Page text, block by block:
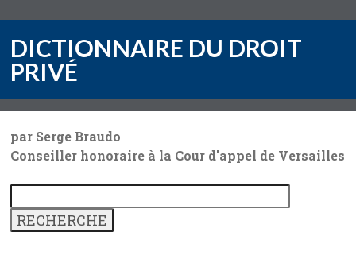
DICTIONNAIRE DU DROIT
PRIVÉ
par Serge Braudo
Conseiller honoraire à la Cour d'appel de Versailles